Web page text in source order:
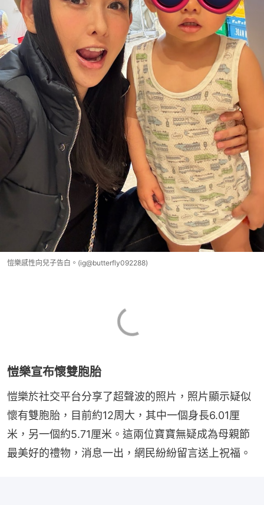
愷樂感性向兒子告白。(ig@butterfly092288)
愷樂宣布懷雙胞胎
愷樂於社交平台分享了超聲波的照片，照片顯示疑似
懷有雙胞胎，目前約12周大，其中一個身長6.01厘
米，另一個約5.71厘米。這兩位寶寶無疑成為母親節
最美好的禮物，消息一出，網民紛紛留言送上祝福。